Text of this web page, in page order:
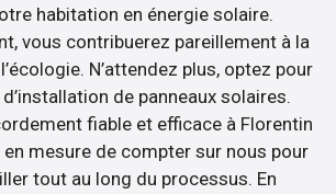
habitation en énergie solaire.
vous contribuerez pareillement à la
N’attendez plus, optez pour
de panneaux solaires.
fiable et efficace à Florentin
mesure de compter sur nous pour
tout au long du processus. En